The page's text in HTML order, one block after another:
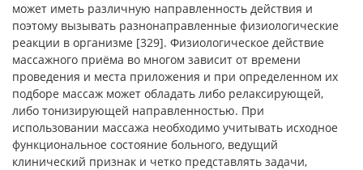
может иметь различную направленность действия и
поэтому вызывать разнонаправленные физиологические
реакции в организме [329]. Физиологическое действие
массажного приёма во многом зависит от времени
проведения и места приложения и при определенном их
подборе массаж может обладать либо релаксирующей,
либо тонизирующей направленностью. При
использовании массажа необходимо учитывать исходное
функциональное состояние больного, ведущий
клинический признак и четко представлять задачи,